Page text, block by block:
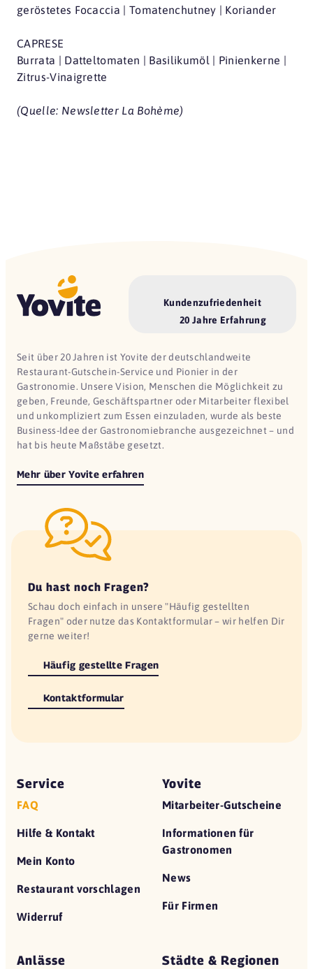
geröstetes Focaccia | Tomatenchutney | Koriander
CAPRESE
Burrata | Datteltomaten | Basilikumöl | Pinienkerne |
Zitrus-Vinaigrette
(Quelle: Newsletter La Bohème)
Kundenzufriedenheit
20 Jahre Erfahrung
Seit über 20 Jahren ist Yovite der deutschlandweite
Restaurant-Gutschein-Service und Pionier in der
Gastronomie. Unsere Vision, Menschen die Möglichkeit zu
geben, Freunde, Geschäftspartner oder Mitarbeiter flexibel
und unkompliziert zum Essen einzuladen, wurde als beste
Business-Idee der Gastronomiebranche ausgezeichnet – und
hat bis heute Maßstäbe gesetzt.
Mehr über Yovite erfahren
Du hast noch Fragen?
Schau doch einfach in unsere "Häufig gestellten
Fragen" oder nutze das Kontaktformular – wir helfen Dir
gerne weiter!
Häufig gestellte Fragen
Kontaktformular
Service
FAQ
Hilfe & Kontakt
Mein Konto
Restaurant vorschlagen
Widerruf
Yovite
Mitarbeiter-Gutscheine
Informationen für
Gastronomen
News
Für Firmen
Anlässe Städte & Regionen